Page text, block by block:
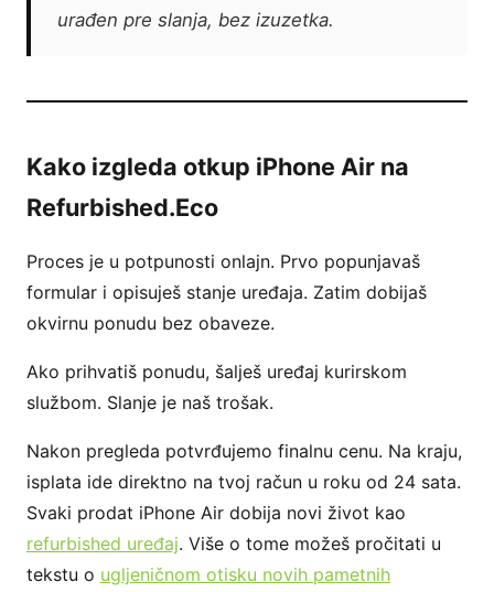
urađen pre slanja, bez izuzetka.
Kako izgleda otkup iPhone Air na
Refurbished.Eco
Proces je u potpunosti onlajn. Prvo popunjavaš
formular i opisuješ stanje uređaja. Zatim dobijaš
okvirnu ponudu bez obaveze.
Ako prihvatiš ponudu, šalješ uređaj kurirskom
službom. Slanje je naš trošak.
Nakon pregleda potvrđujemo finalnu cenu. Na kraju,
isplata ide direktno na tvoj račun u roku od 24 sata.
Svaki prodat iPhone Air dobija novi život kao
refurbished uređaj. Više o tome možeš pročitati u
tekstu o ugljeničnom otisku novih pametnih